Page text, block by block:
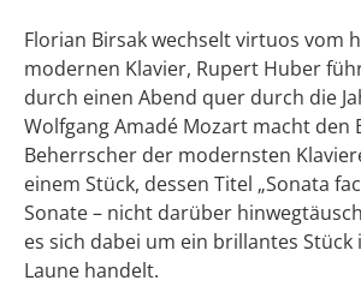
Florian Birsak wechselt virtuos vom
modernen Klavier, Rupert Huber
durch einen Abend quer durch die
Wolfgang Amadé Mozart macht den
Beherrscher der modernsten
einem Stück, dessen Titel „Sonata
Sonate – nicht darüber
es sich dabei um ein brillantes Stück
Laune handelt.